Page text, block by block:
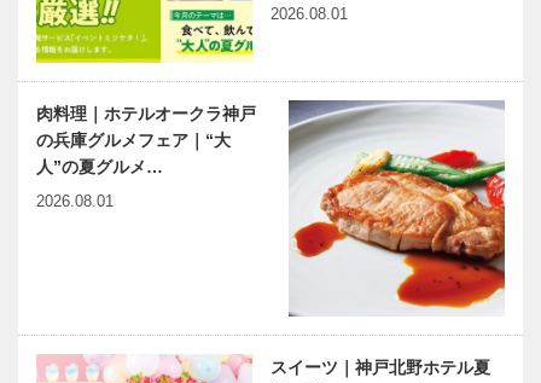
2026.08.01
肉料理｜ホテルオークラ神戸
の兵庫グルメフェア｜“大
人”の夏グルメ…
2026.08.01
スイーツ｜神戸北野ホテル夏